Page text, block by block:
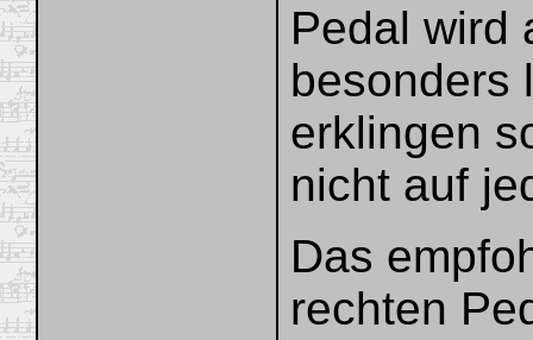
Pedal wird
besonders
erklingen
nicht auf
Das
rechten